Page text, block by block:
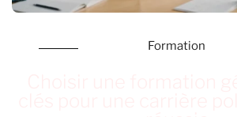
Formation